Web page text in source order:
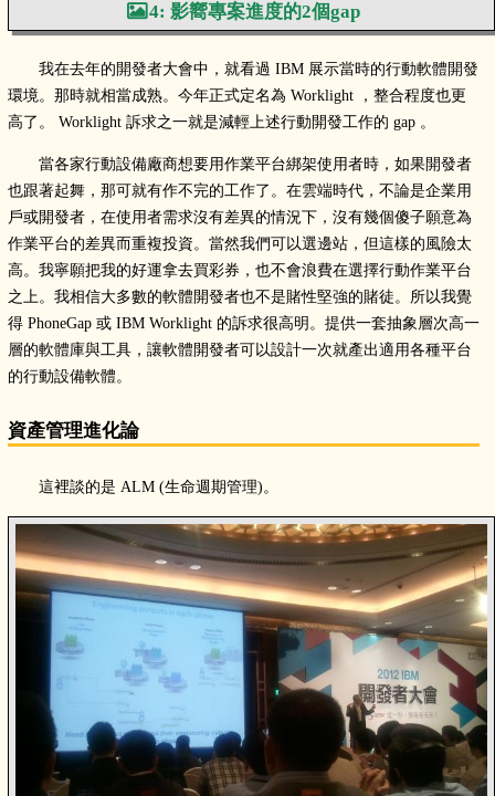
4: 影嚮專案進度的2個gap
我在去年的開發者大會中，就看過 IBM 展示當時的行動軟體開發
環境。那時就相當成熟。今年正式定名為 Worklight ，整合程度也更
高了。 Worklight 訴求之一就是減輕上述行動開發工作的 gap 。
當各家行動設備廠商想要用作業平台綁架使用者時，如果開發者
也跟著起舞，那可就有作不完的工作了。在雲端時代，不論是企業用
戶或開發者，在使用者需求沒有差異的情況下，沒有幾個傻子願意為
作業平台的差異而重複投資。當然我們可以選邊站，但這樣的風險太
高。我寧願把我的好運拿去買彩券，也不會浪費在選擇行動作業平台
之上。我相信大多數的軟體開發者也不是賭性堅強的賭徒。所以我覺
得 PhoneGap 或 IBM Worklight 的訴求很高明。提供一套抽象層次高一
層的軟體庫與工具，讓軟體開發者可以設計一次就產出適用各種平台
的行動設備軟體。
資產管理進化論
這裡談的是 ALM (生命週期管理)。